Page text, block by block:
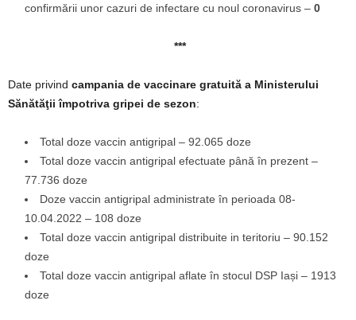
confirmării unor cazuri de infectare cu noul coronavirus – 0
***
Date privind campania de vaccinare gratuită a Ministerului
Sănătăţii împotriva gripei de sezon:
Total doze vaccin antigripal – 92.065 doze
Total doze vaccin antigripal efectuate până în prezent –
77.736 doze
Doze vaccin antigripal administrate în perioada 08-
10.04.2022 – 108 doze
Total doze vaccin antigripal distribuite in teritoriu – 90.152
doze
Total doze vaccin antigripal aflate în stocul DSP Iași – 1913
doze